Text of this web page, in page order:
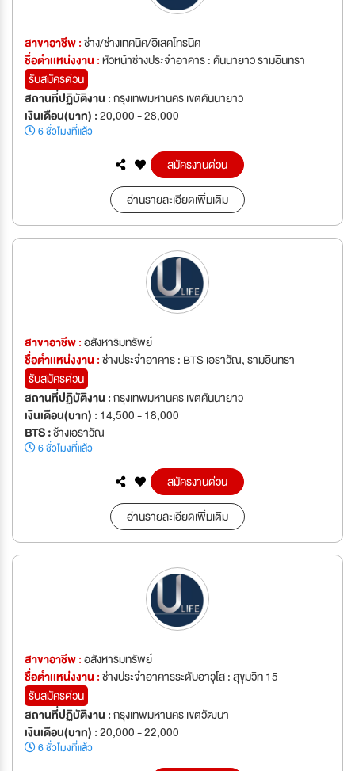
สาขาอาชีพ :ช่าง/ช่างเทคนิค/อิเลคโทรนิค
ชื่อตำเเหน่งงาน :หัวหน้าช่างประจำอาคาร : คันนายาว รามอินทรา
รับสมัครด่วน
สถานที่ปฏิบัติงาน :กรุงเทพมหานคร เขตคันนายาว
เงินเดือน(บาท) :20,000 - 28,000
6 ชั่วโมงที่แล้ว
สมัครงานด่วน
อ่านรายละเอียดเพิ่มเติม
สาขาอาชีพ :อสังหาริมทรัพย์
ชื่อตำเเหน่งงาน :ช่างประจำอาคาร : BTS เอราวัณ, รามอินทรา
รับสมัครด่วน
สถานที่ปฏิบัติงาน :กรุงเทพมหานคร เขตคันนายาว
เงินเดือน(บาท) : 14,500 - 18,000
BTS :ช้างเอราวัณ
6 ชั่วโมงที่แล้ว
สมัครงานด่วน
อ่านรายละเอียดเพิ่มเติม
สาขาอาชีพ :อสังหาริมทรัพย์
ชื่อตำเเหน่งงาน :ช่างประจำอาคารระดับอาวุโส : สุขุมวิท 15
รับสมัครด่วน
สถานที่ปฏิบัติงาน :กรุงเทพมหานคร เขตวัฒนา
เงินเดือน(บาท) :20,000 - 22,000
6 ชั่วโมงที่แล้ว